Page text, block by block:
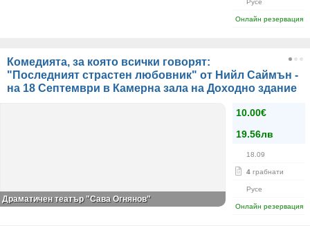
Русе
Онлайн резервация
Комедията, за която всички говорят:
"Последният страстен любовник" от Нийл Саймън -
на 18 Септември в Камерна зала на Доходно здание
10.00€
19.56лв
18.09
4 грабнати
Русе
Онлайн резервация
Драматичен театър "Сава Огнянов"